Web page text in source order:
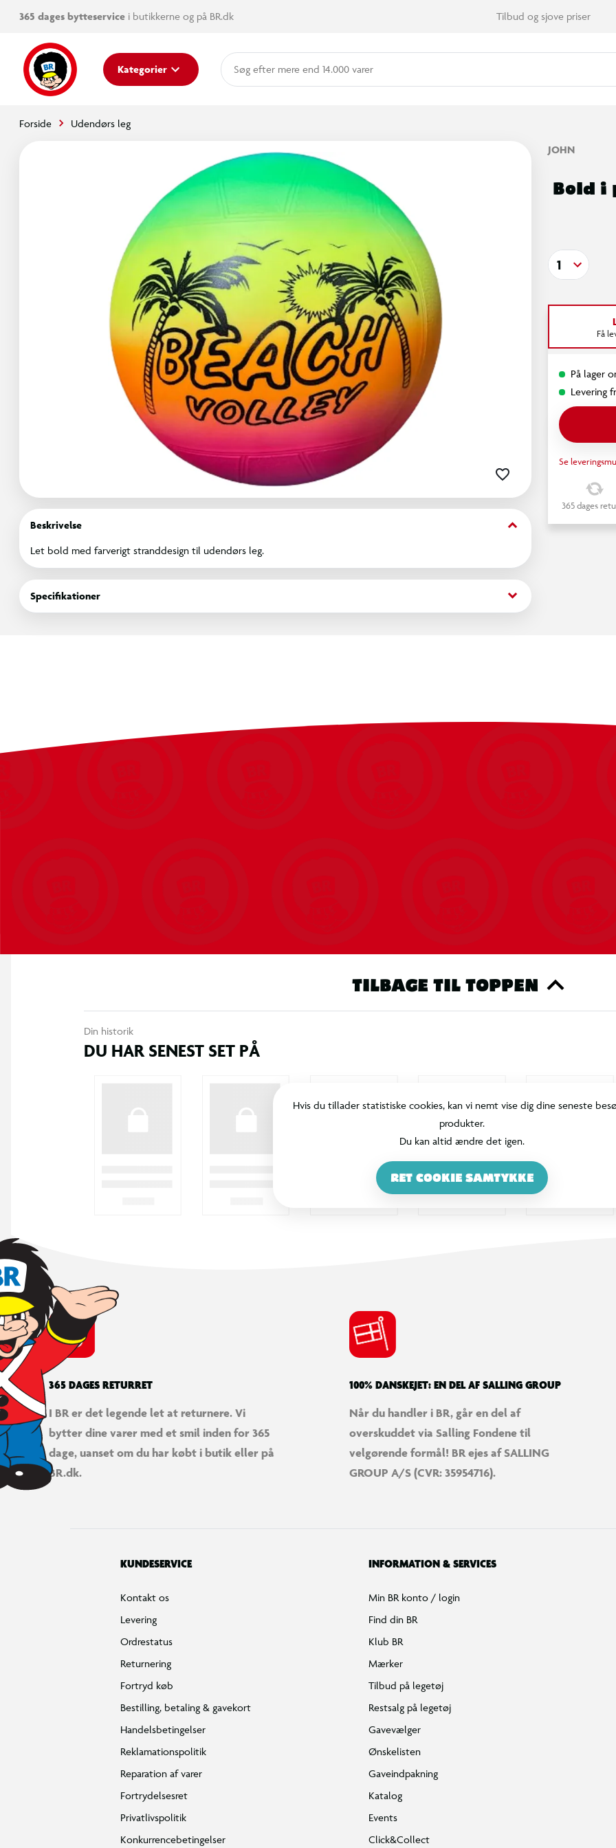
365 dages bytteservice i butikkerne og på BR.dk Tilbud og sjove priser
Kategorier mere end 14.000 varer
Forside Udendørs leg
Beskrivelse keyboard_arrow_down
Let bold med farverigt stranddesign til udendørs leg.
Specifikationer keyboard_arrow_down
JOHN
Bold i
1
Få
På lager
Levering
Se
365 dages
TILBAGE TIL TOPPEN
Din historik
DU HAR SENEST SET PÅ
Hvis du tillader statistiske cookies, kan vi nemt vise dig dine seneste
produkter.
Du kan altid ændre det igen.
RET COOKIE SAMTYKKE
365 DAGES RETURRET
I BR er det legende let at returnere. Vi
bytter dine varer med et smil inden for 365
dage, uanset om du har købt i butik eller på
BR.dk.
100% DANSKEJET: EN DEL AF SALLING GROUP
Når du handler i BR, går en del af
overskuddet via Salling Fondene til
velgørende formål! BR ejes af SALLING
GROUP A/S (CVR: 35954716).
KUNDESERVICE
Kontakt os
Levering
Ordrestatus
Returnering
Fortryd køb
Bestilling, betaling & gavekort
Handelsbetingelser
Reklamationspolitik
Reparation af varer
Fortrydelsesret
Privatlivspolitik
Konkurrencebetingelser
INFORMATION & SERVICES
Min BR konto / login
Find din BR
Klub BR
Mærker
Tilbud på legetøj
Restsalg på legetøj
Gavevælger
Ønskelisten
Gaveindpakning
Katalog
Events
Click&Collect